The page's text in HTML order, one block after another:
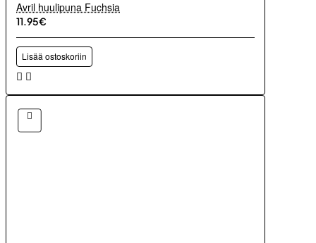
Avril huulipuna Fuchsia
11.95€
Lisää ostoskoriin